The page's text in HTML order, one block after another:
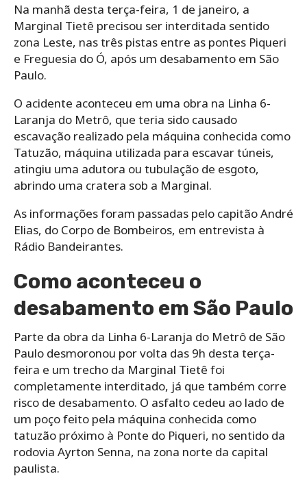
Na manhã desta terça-feira, 1 de janeiro, a
Marginal Tietê precisou ser interditada sentido
zona Leste, nas três pistas entre as pontes Piqueri
e Freguesia do Ó, após um desabamento em São
Paulo.
O acidente aconteceu em uma obra na Linha 6-
Laranja do Metrô, que teria sido causado
escavação realizado pela máquina conhecida como
Tatuzão, máquina utilizada para escavar túneis,
atingiu uma adutora ou tubulação de esgoto,
abrindo uma cratera sob a Marginal.
As informações foram passadas pelo capitão André
Elias, do Corpo de Bombeiros, em entrevista à
Rádio Bandeirantes.
Como aconteceu o
desabamento em São Paulo
Parte da obra da Linha 6-Laranja do Metrô de São
Paulo desmoronou por volta das 9h desta terça-
feira e um trecho da Marginal Tietê foi
completamente interditado, já que também corre
risco de desabamento. O asfalto cedeu ao lado de
um poço feito pela máquina conhecida como
tatuzão próximo à Ponte do Piqueri, no sentido da
rodovia Ayrton Senna, na zona norte da capital
paulista.